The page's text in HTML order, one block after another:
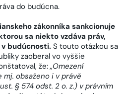
do budúcna.
zákonníka sankcionuje
sa niekto vzdáva práv,
budúcnosti. S touto otázkou sa
zaoberal vo vyššie
že: „Omezení
obsaženo i v právě
§ 574 odst. 2 o. z.) v právním